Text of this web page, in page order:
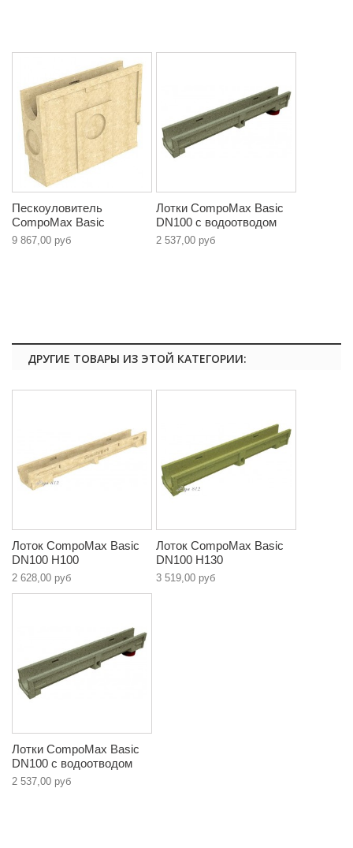
Пескоуловитель
CompoMax Basic
9 867,00 руб
Лотки CompoMax Basic
DN100 с водоотводом
2 537,00 руб
ДРУГИЕ ТОВАРЫ ИЗ ЭТОЙ КАТЕГОРИИ:
Лоток CompoMax Basic
DN100 H100
2 628,00 руб
Лоток CompoMax Basic
DN100 H130
3 519,00 руб
Лотки CompoMax Basic
DN100 с водоотводом
2 537,00 руб